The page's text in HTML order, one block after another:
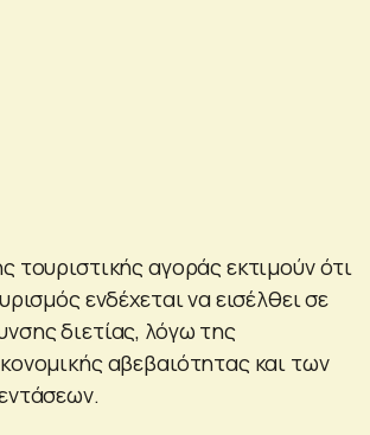
τουριστικής αγοράς εκτιμούν ότι
ενδέχεται να εισέλθει σε
διετίας, λόγω της
αβεβαιότητας και των